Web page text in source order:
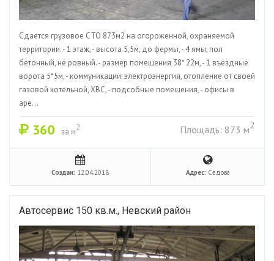
Сдается грузовое СТО 873м2 на огороженной, охраняемой
территории. - 1 этаж, - высота 5,5м, до фермы, - 4 ямы, пол
бетонный, не ровный. - размер помещения 38* 22м, - 1 въездные
ворота 5*5м, - коммуникации: электроэнергия, отопление от своей
газовой котельной, ХВС, - подсобные помещения, - офисы в
аре...
360 за м2 Площадь: 873 м2
Создан: 12.04.2018 Адрес: Седова
Автосервис 150 кв.м., Невский район